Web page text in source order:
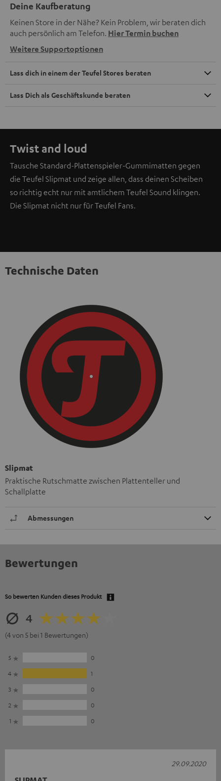
Deine Kaufberatung
Keinen Store in der Nähe? Kein Problem, wir beraten dich
auch persönlich am Telefon. Hier Termin buchen
Weitere Supportoptionen
Lass dich in einem der Teufel Stores beraten
Lass Dich als Geschäftskunde beraten
Twist and loud
Tausche Standard-Plattenspieler-Gummimatten gegen
die Teufel Slipmat und zeige allen, dass deinen Scheiben
so richtig echt nur mit amtlichem Teufel Sound klingen.
Die Slipmat nicht nur für Teufel Fans.
Technische Daten
Slipmat
Praktische Rutschmatte zwischen Plattenteller und
Schallplatte
Abmessungen
Bewertungen
So bewerten Kunden dieses Produkt
4
(4 von 5 bei 1 Bewertungen)
5
0
4
1
3
0
2
0
1
0
29.09.2020